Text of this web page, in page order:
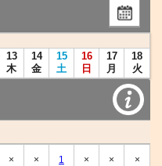
13
木
14
金
15
土
16
日
17
月
18
火
× × 1 × × ×